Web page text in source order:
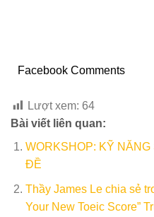
Facebook Comments
Lượt xem: 64
Bài viết liên quan:
WORKSHOP: KỸ
ĐỀ
Thầy James Le chia sẻ
Your New Toeic Score”